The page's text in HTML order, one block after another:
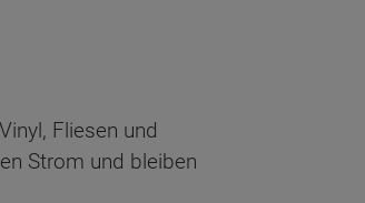
Fliesen und
Strom und bleiben